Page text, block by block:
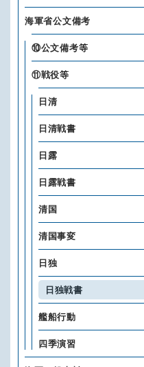
海軍省公文備考
⑩公文備考等
⑪戦役等
日清
日清戦書
日露
日露戦書
清国
清国事変
日独
日独戦書
艦船行動
四季演習